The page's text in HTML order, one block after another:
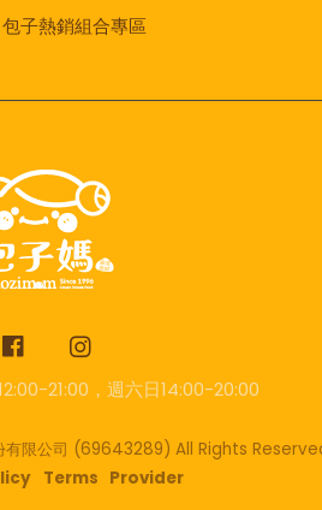
子熱銷組合專區
21:00，週六日14:00-20:00
限公司 (69643289) All Rights
Terms Provider